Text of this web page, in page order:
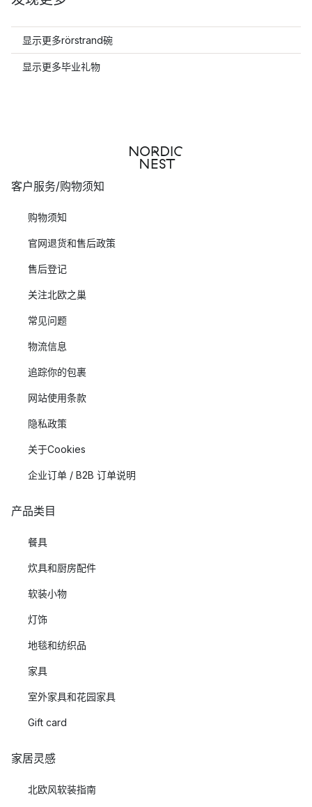
显示更多rörstrand碗
显示更多毕业礼物
客户服务/购物须知
购物须知
官网退货和售后政策
售后登记
关注北欧之巢
常见问题
物流信息
追踪你的包裹
网站使用条款
隐私政策
关于Cookies
企业订单 / B2B 订单说明
产品类目
餐具
炊具和厨房配件
软装小物
灯饰
地毯和纺织品
家具
室外家具和花园家具
Gift card
家居灵感
北欧风软装指南